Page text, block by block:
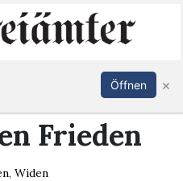
Anmelden
Frieden
,Widen
Öffnen ×